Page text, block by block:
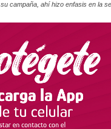
su campaña, ahí hizo enfasis en la